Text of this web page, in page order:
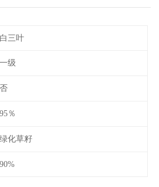
白三叶
一级
否
95％
绿化草籽
90%